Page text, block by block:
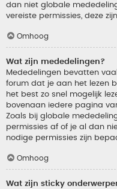
dan niet globale
vereiste permissies, deze
Omhoog
Wat zijn mededelingen?
Mededelingen bevatten
forum dat je aan het lezen
het best zo snel mogelijk
bovenaan iedere pagina
Zoals bij globale
permissies af of je al dan
nodige permissies zijn
Omhoog
Wat zijn sticky